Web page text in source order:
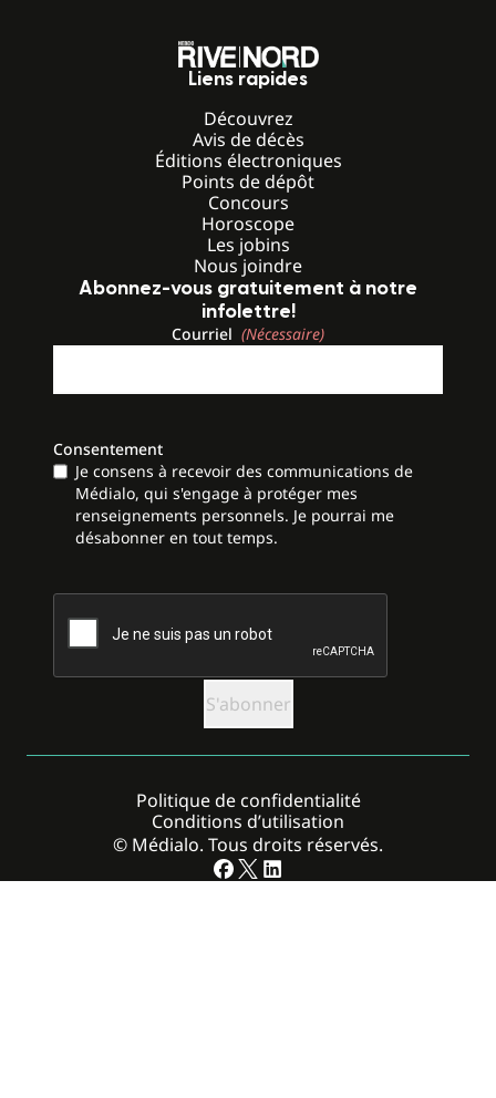
Liens rapides
Découvrez
Avis de décès
Éditions électroniques
Points de dépôt
Concours
Horoscope
Les jobins
Nous joindre
Abonnez-vous gratuitement à notre
infolettre!
Courriel (Nécessaire)
Consentement
Je consens à recevoir des communications de
Médialo, qui s'engage à protéger mes
renseignements personnels. Je pourrai me
désabonner en tout temps.
CAPTCHA
© Médialo. Tous droits réservés.
Politique de confidentialité
Conditions d’utilisation